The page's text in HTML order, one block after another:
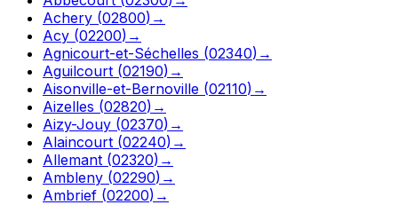
Achery (02800) →
Acy (02200) →
Agnicourt-et-Séchelles (02340) →
Aguilcourt (02190) →
Aisonville-et-Bernoville (02110) →
Aizelles (02820) →
Aizy-Jouy (02370) →
Alaincourt (02240) →
Allemant (02320) →
Ambleny (02290) →
Ambrief (02200) →